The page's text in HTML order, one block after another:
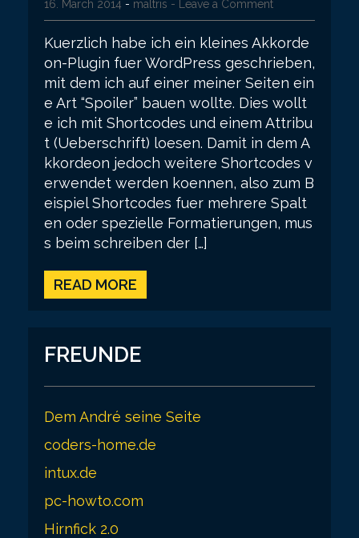
16. March 2014 - maltris - Leave a Comment
Kuerzlich habe ich ein kleines Akkorde
on-Plugin fuer WordPress geschrieben,
mit dem ich auf einer meiner Seiten ein
e Art “Spoiler” bauen wollte. Dies wollt
e ich mit Shortcodes und einem Attribu
t (Ueberschrift) loesen. Damit in dem A
kkordeon jedoch weitere Shortcodes v
erwendet werden koennen, also zum B
eispiel Shortcodes fuer mehrere Spalt
en oder spezielle Formatierungen, mus
s beim schreiben der […]
READ MORE
FREUNDE
Dem André seine Seite
coders-home.de
intux.de
pc-howto.com
Hirnfick 2.0